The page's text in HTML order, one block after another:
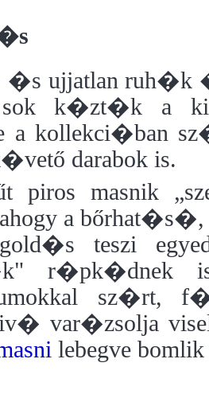
ujjatlan
sok k�zt�k a
kollekci�ban
darabok is.
piros masnik
a
teszi
r�pk�dnek
sz�rt,
var�zsolja
lebegve